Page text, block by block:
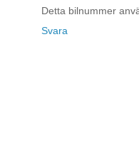
Detta bilnummer
Svara